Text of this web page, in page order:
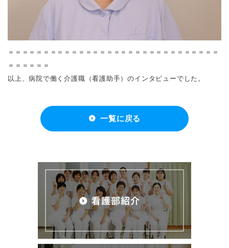
＝＝＝＝＝＝＝＝＝＝＝＝＝＝＝＝＝＝＝＝＝＝＝＝＝＝＝＝＝＝
＝＝＝＝＝＝
以上、病院で働く介護職（看護助手）のインタビューでした。
一覧に戻る